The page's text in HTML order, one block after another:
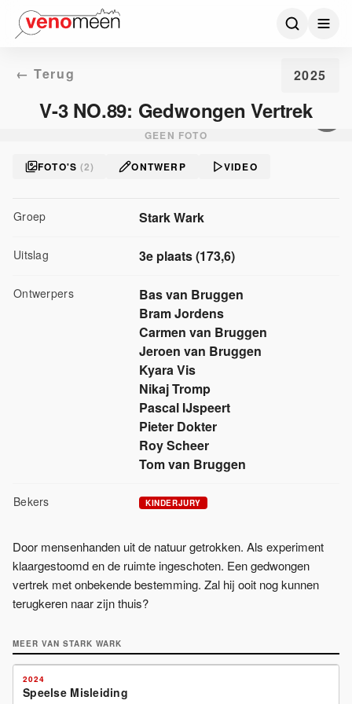
← Terug 2025
V-3 NO.89: Gedwongen Vertrek
GEEN FOTO
FOTO'S (2) ONTWERP VIDEO
Groep Stark Wark
Uitslag 3e plaats(173,6)
Ontwerpers
Bas van Bruggen
Bram Jordens
Carmen van Bruggen
Jeroen van Bruggen
Kyara Vis
Nikaj Tromp
Pascal IJspeert
Pieter Dokter
Roy Scheer
Tom van Bruggen
Bekers KINDERJURY
Door mensenhanden uit de natuur getrokken. Als experiment
klaargestoomd en de ruimte ingeschoten. Een gedwongen
vertrek met onbekende bestemming. Zal hij ooit nog kunnen
terugkeren naar zijn thuis?
MEER VAN STARK WARK
2024
Speelse Misleiding